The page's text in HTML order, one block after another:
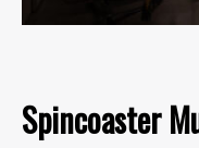
Spincoaster